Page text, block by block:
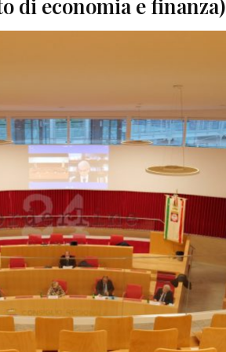
di economia e finanza)